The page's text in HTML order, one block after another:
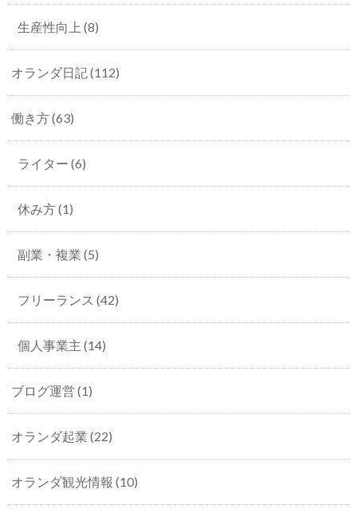
生産性向上 (8)
オランダ日記(112)
働き方(63)
ライター (6)
休み方(1)
副業・複業 (5)
フリーランス (42)
個人事業主 (14)
ブログ運営 (1)
オランダ起業 (22)
オランダ観光情報 (10)